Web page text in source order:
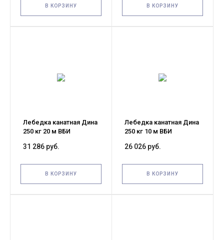
В КОРЗИНУ В КОРЗИНУ
Лебедка канатная Дина
250 кг 20 м ВБИ
31 286 руб.
В КОРЗИНУ
Лебедка канатная Дина
250 кг 10 м ВБИ
26 026 руб.
В КОРЗИНУ